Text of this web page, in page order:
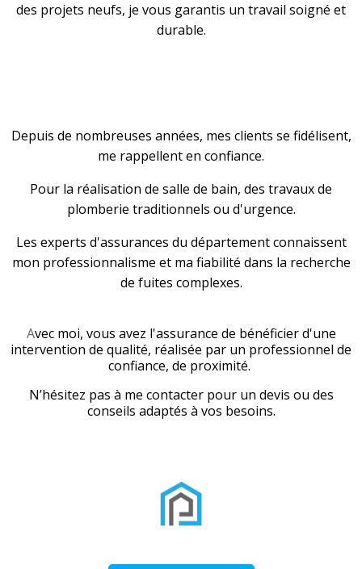
des projets neufs, je vous garantis un travail soigné et
durable.
Depuis de nombreuses années, mes clients se fidélisent,
me rappellent en confiance.
Pour la réalisation de salle de bain, des travaux de
plomberie traditionnels ou d'urgence.
Les experts d'assurances du département connaissent
mon professionnalisme et ma fiabilité dans la recherche
de fuites complexes.
Avec moi, vous avez l'assurance de bénéficier d'une
intervention de qualité, réalisée par un professionnel de
confiance, de proximité.
N’hésitez pas à me contacter pour un devis ou des
conseils adaptés à vos besoins.